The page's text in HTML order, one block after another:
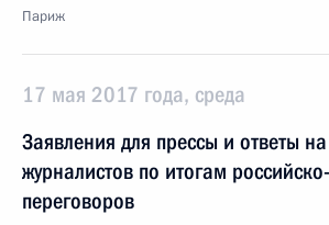
Париж
17 мая 2017 года, среда
Заявления для прессы и ответы
журналистов по итогам
переговоров